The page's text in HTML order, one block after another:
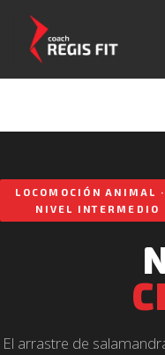
Saltar
LOCOMOCIÓN ANIMAL
NIVEL INTERMEDIO
El arrastre de